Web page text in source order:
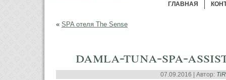
ГЛАВНАЯ
« SPA отеля The Sense
damla-tuna-spa-
07.09.2016 | Автор: